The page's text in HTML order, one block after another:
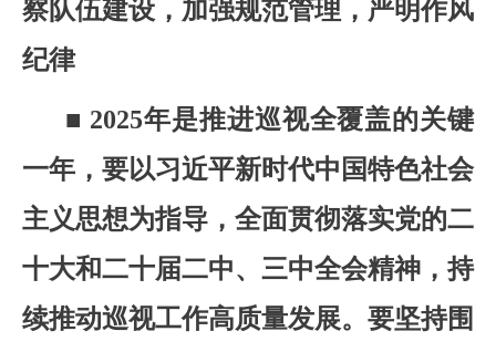
察队伍建设，加强规范管理，严明作风
纪律
■ 2025年是推进巡视全覆盖的关键
一年，要以习近平新时代中国特色社会
主义思想为指导，全面贯彻落实党的二
十大和二十届二中、三中全会精神，持
续推动巡视工作高质量发展。要坚持围